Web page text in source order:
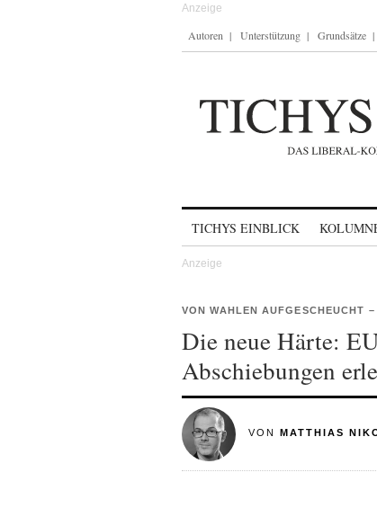
Autoren Unterstützung Grundsätze
TICHYS EINBLICK
VON WAHLEN AUFGESCHEUCHT
Die neue Härte:
Abschiebungen
VON MATTHIAS